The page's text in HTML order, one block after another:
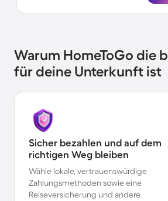
Warum HomeToGo die
für deine Unterkunft ist
Sicher bezahlen und auf dem
richtigen Weg bleiben
Wähle lokale, vertrauenswürdige
Zahlungsmethoden sowie eine
Reiseversicherung und andere